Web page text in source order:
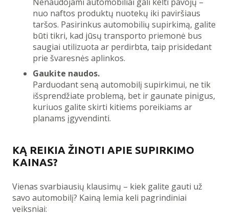
nuo naftos produktų nuotekų iki paviršiaus
taršos. Pasirinkus automobilių supirkimą, galite
būti tikri, kad jūsų transporto priemonė bus
saugiai utilizuota ar perdirbta, taip prisidedant
prie švaresnės aplinkos.
Gaukite naudos.
Parduodant seną automobilį supirkimui, ne tik
išsprendžiate problemą, bet ir gaunate pinigus,
kuriuos galite skirti kitiems poreikiams ar
planams įgyvendinti.
KĄ REIKIA ŽINOTI APIE SUPIRKIMO
KAINAS?
Vienas svarbiausių klausimų – kiek galite gauti už
savo automobilį? Kainą lemia keli pagrindiniai
veiksniai: